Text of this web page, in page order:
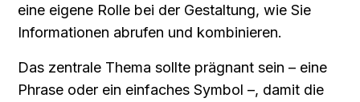
eine eigene Rolle bei der Gestaltung, wie Sie
Informationen abrufen und kombinieren.
Das zentrale Thema sollte prägnant sein – eine
Phrase oder ein einfaches Symbol –, damit die